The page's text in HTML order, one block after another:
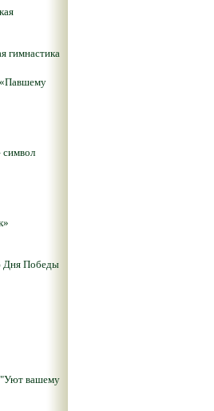
гимнастика
символ
Дня Победы
"Уют вашему